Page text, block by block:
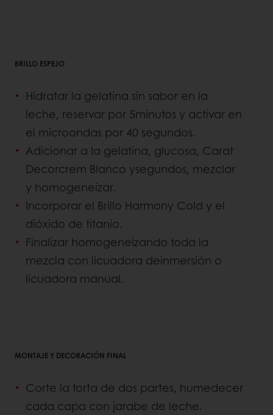
BRILLO ESPEJO
Hidratar la gelatina sin sabor en la
leche, reservar por 5minutos y activar en
el microondas por 40 segundos.
Adicionar a la gelatina, glucosa, Carat
Decorcrem Blanco ysegundos, mezclar
y homogeneizar.
Incorporar el Brillo Harmony Cold y el
dióxido de titanio.
Finalizar homogeneizando toda la
mezcla con licuadora deinmersión o
licuadora manual.
MONTAJE Y DECORACIÓN FINAL
Corte la torta de dos partes, humedecer
cada capa con jarabe de leche.